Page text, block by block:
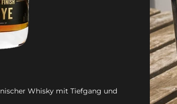
Whisky mit Tiefgang und